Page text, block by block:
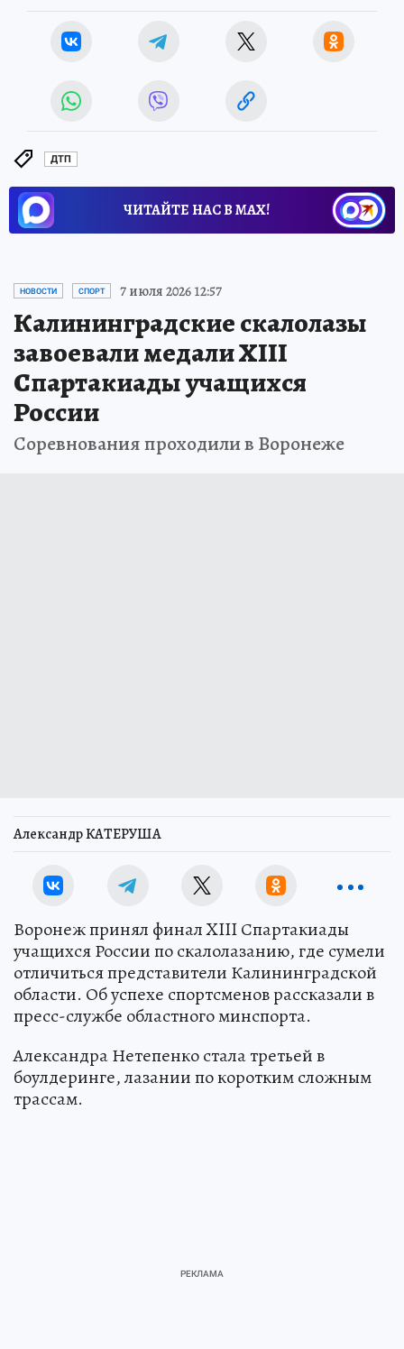
ДТП
ЧИТАЙТЕ НАС В МАХ!
НОВОСТИ СПОРТ 7 июля 2026 12:57
Калининградские скалолазы
завоевали медали XIII
Спартакиады учащихся
России
Соревнования проходили в Воронеже
Александр КАТЕРУША
Воронеж принял финал XIII Спартакиады
учащихся России по скалолазанию, где сумели
отличиться представители Калининградской
области. Об успехе спортсменов рассказали в
пресс-службе областного минспорта.
Александра Нетепенко стала третьей в
боулдеринге, лазании по коротким сложным
трассам.